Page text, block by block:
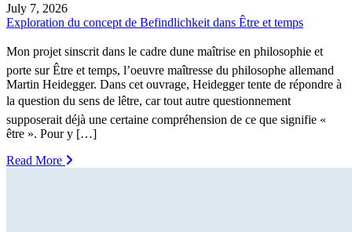
July 7, 2026
Exploration du concept de Befindlichkeit dans Être et temps
Mon projet sinscrit dans le cadre dune maîtrise en philosophie et
porte sur Être et temps, l’oeuvre maîtresse du philosophe allemand
Martin Heidegger. Dans cet ouvrage, Heidegger tente de répondre à
la question du sens de lêtre, car tout autre questionnement
supposerait déjà une certaine compréhension de ce que signifie «
être ». Pour y […]
Read More